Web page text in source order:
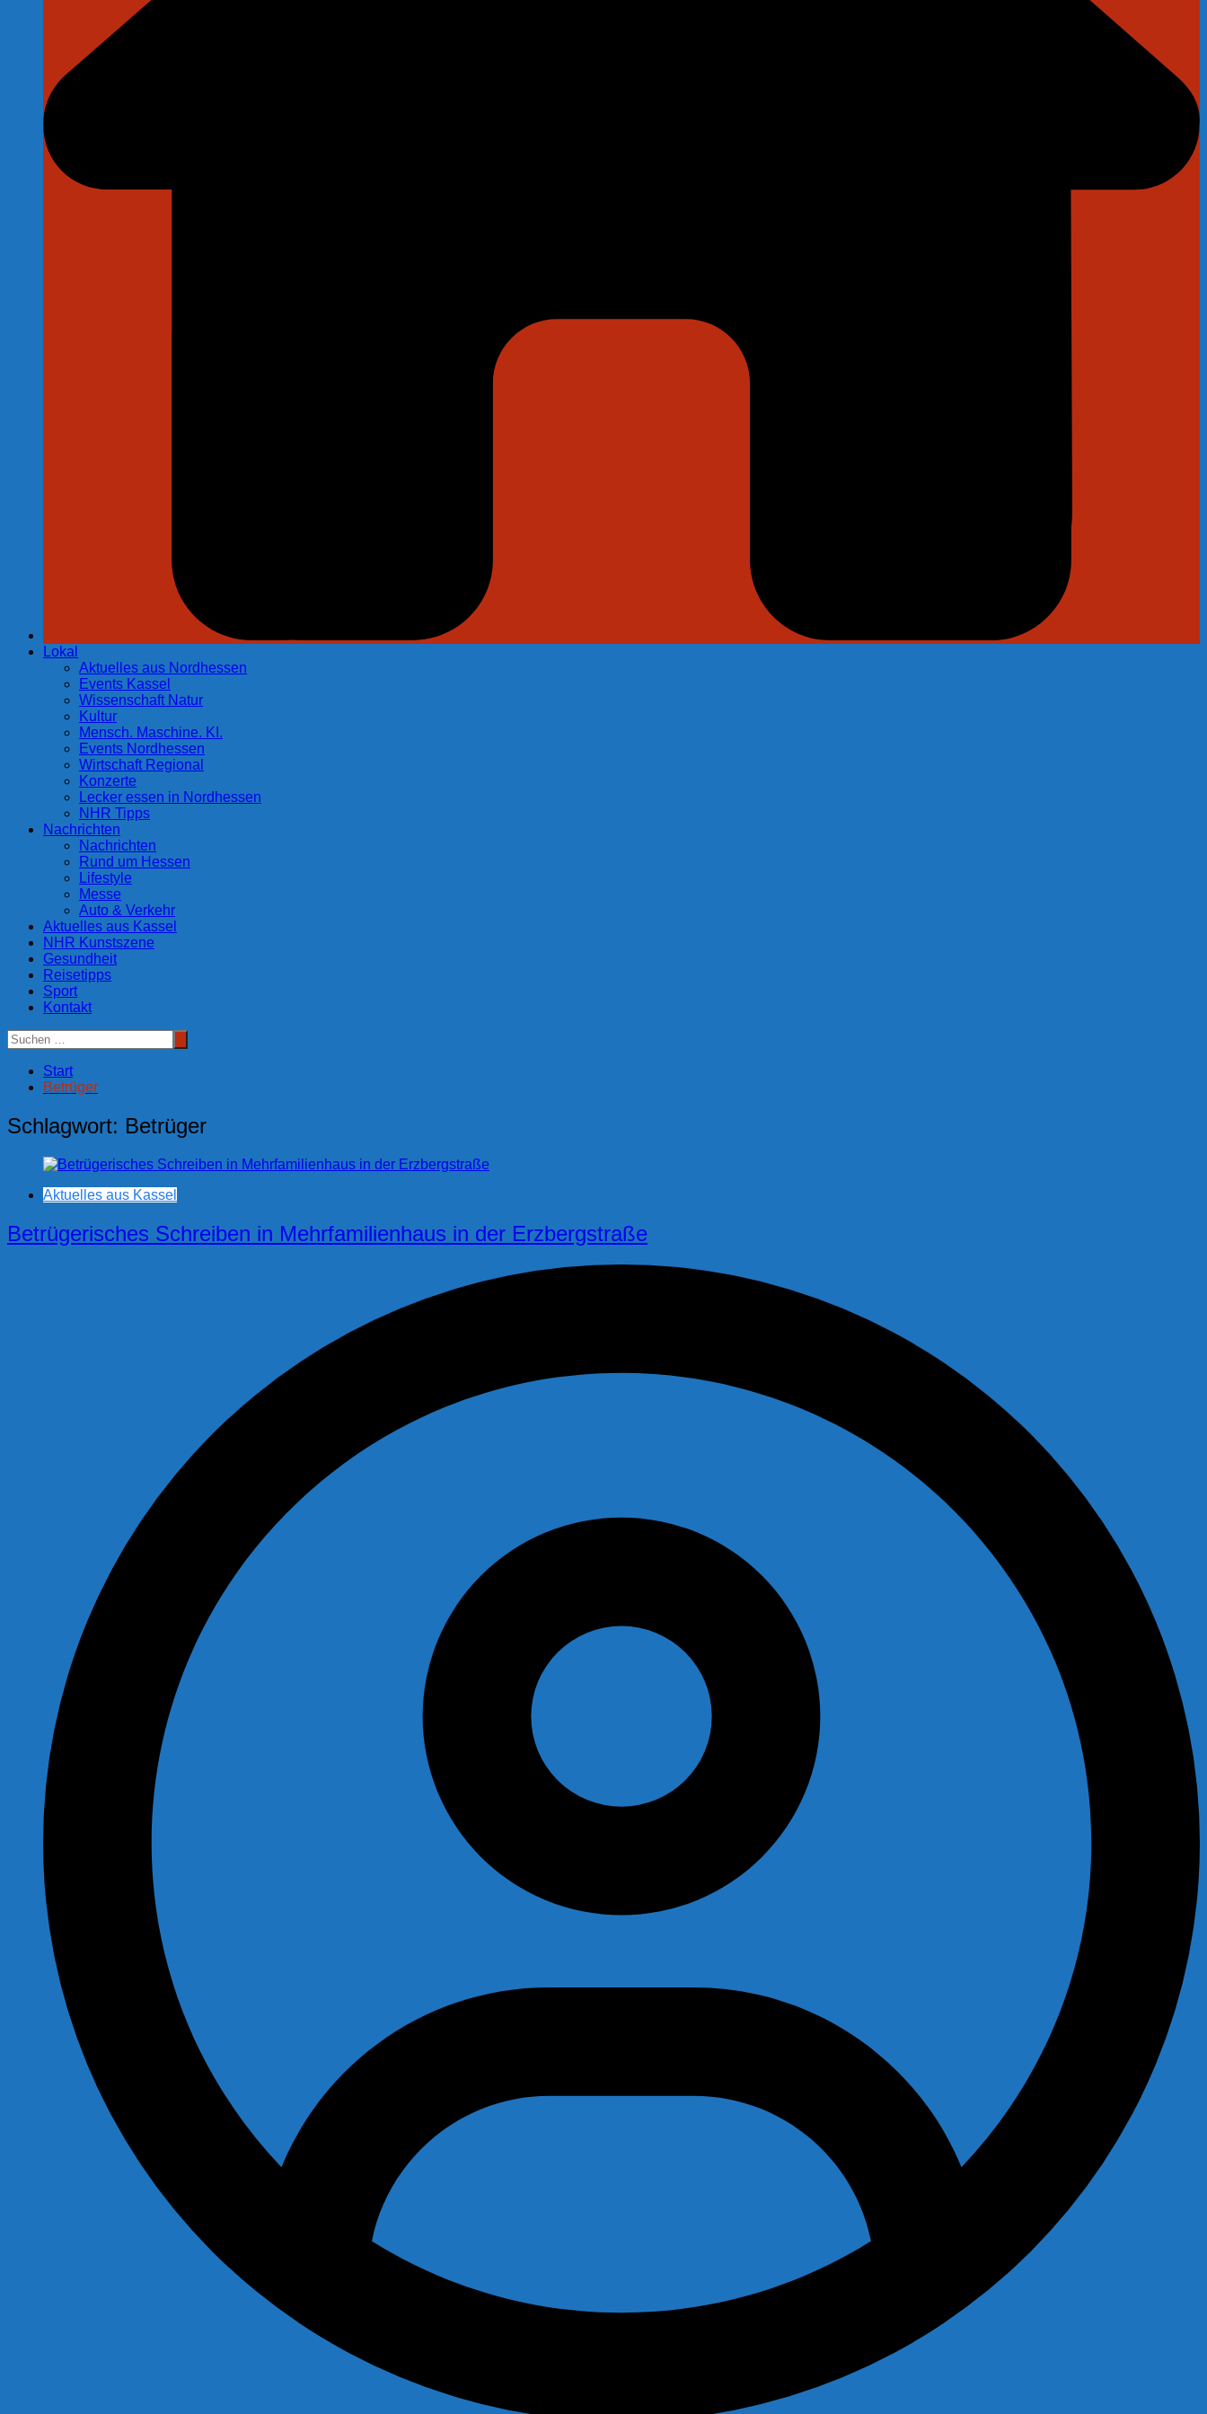
Lokal
Aktuelles aus Nordhessen
Events Kassel
Wissenschaft Natur
Kultur
Mensch. Maschine. KI.
Events Nordhessen
Wirtschaft Regional
Konzerte
Lecker essen in Nordhessen
NHR Tipps
Nachrichten
Nachrichten
Rund um Hessen
Lifestyle
Messe
Auto & Verkehr
Aktuelles aus Kassel
NHR Kunstszene
Gesundheit
Reisetipps
Sport
Kontakt
Start
Betrüger
Schlagwort: Betrüger
Aktuelles aus Kassel
Betrügerisches Schreiben in Mehrfamilienhaus in der Erzbergstraße